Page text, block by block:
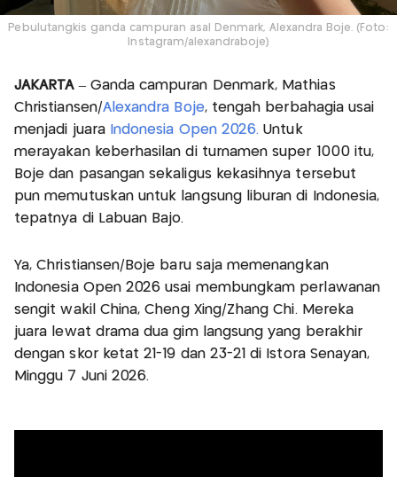
Pebulutangkis ganda campuran asal Denmark, Alexandra Boje. (Foto:
Instagram/alexandraboje)
JAKARTA– Ganda campuran Denmark, Mathias
Christiansen/Alexandra Boje, tengah berbahagia usai
menjadi juara Indonesia Open 2026. Untuk
merayakan keberhasilan di turnamen super 1000 itu,
Boje dan pasangan sekaligus kekasihnya tersebut
pun memutuskan untuk langsung liburan di Indonesia,
tepatnya di Labuan Bajo.
Ya, Christiansen/Boje baru saja memenangkan
Indonesia Open 2026 usai membungkam perlawanan
sengit wakil China, Cheng Xing/Zhang Chi. Mereka
juara lewat drama dua gim langsung yang berakhir
dengan skor ketat 21-19 dan 23-21 di Istora Senayan,
Minggu 7 Juni 2026.